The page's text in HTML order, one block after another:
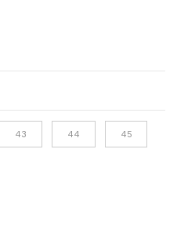
43 44 45
quantity